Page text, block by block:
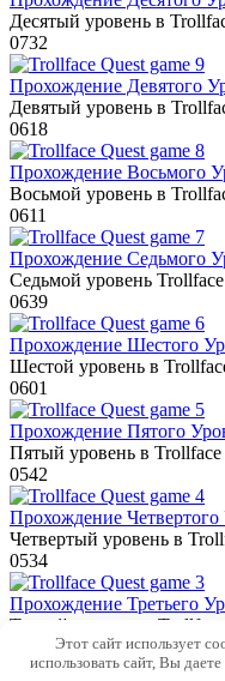
Десятый уровень в
0732
Прохождение Девятого
Девятый уровень в
0618
Прохождение Восьмого
Восьмой уровень в
0611
Прохождение Седьмого
Седьмой уровень
0639
Прохождение Шестого
Шестой уровень в
0601
Прохождение Пятого
Пятый уровень в Trollface
0542
Прохождение
Четвертый уровень в
0534
Прохождение Третьего
Третий уровень в
© 2026 Бесплатные
Этот сайт использует
использовать сайт, Вы